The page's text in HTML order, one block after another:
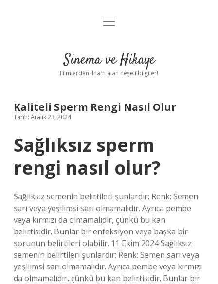
Gizlilik Politikası
Yasal Uyarı
menüyü
Sinema ve Hikaye
Filmlerden ilham alan neşeli bilgiler!
Kaliteli Sperm Rengi Nasıl Olur
Tarih: Aralık 23, 2024
Sağlıksız sperm
rengi nasıl olur?
Sağlıksız semenin belirtileri şunlardır: Renk: Semen
sarı veya yeşilimsi sarı olmamalıdır. Ayrıca pembe
veya kırmızı da olmamalıdır, çünkü bu kan
belirtisidir. Bunlar bir enfeksiyon veya başka bir
sorunun belirtileri olabilir. 11 Ekim 2024 Sağlıksız
semenin belirtileri şunlardır: Renk: Semen sarı veya
yeşilimsi sarı olmamalıdır. Ayrıca pembe veya kırmızı
da olmamalıdır, çünkü bu kan belirtisidir. Bunlar bir